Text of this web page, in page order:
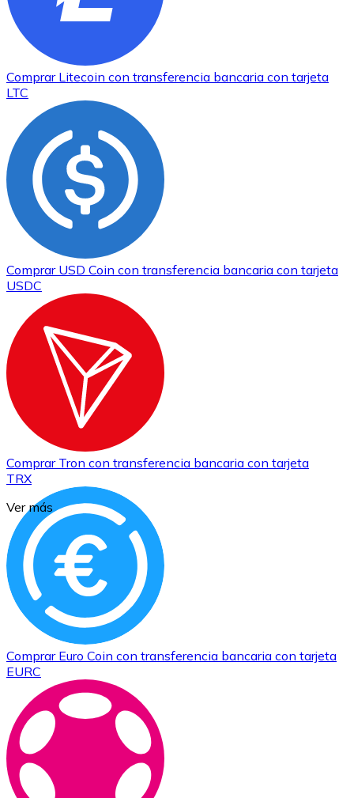
Comprar Litecoin con transferencia bancaria con tarjeta
LTC
Comprar USD Coin con transferencia bancaria con tarjeta
USDC
Comprar Tron con transferencia bancaria con tarjeta
TRX
Comprar Euro Coin con transferencia bancaria con tarjeta
EURC
Ver más